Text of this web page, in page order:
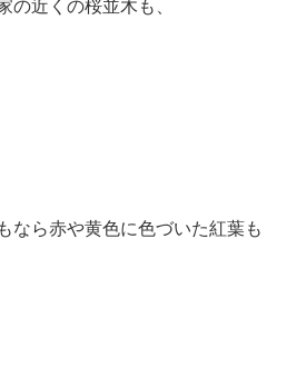
の近くの桜並木も、
なら赤や黄色に色づいた紅葉も